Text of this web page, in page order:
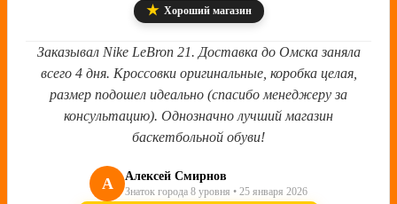
★ Хороший магазин
Заказывал Nike LeBron 21. Доставка до Омска заняла
всего 4 дня. Кроссовки оригинальные, коробка целая,
размер подошел идеально (спасибо менеджеру за
консультацию). Однозначно лучший магазин
баскетбольной обуви!
А Алексей Смирнов
Знаток города 8 уровня • 25 января 2026